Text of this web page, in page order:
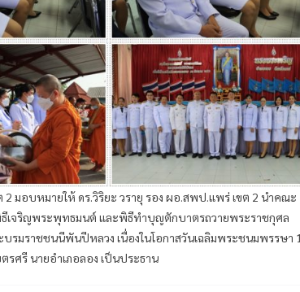
มอบหมายให้ ดร.วิริยะ วรายุ รอง ผอ.สพป.แพร่ เขต 2 นำคณะ
ธีเจริญพระพุทธมนต์ และพิธีทำบุญตักบาตรถวายพระราชกุศล
รมราชชนนีพันปีหลวง เนื่องในโอกาสวันเฉลิมพระชนมพรรษา
รศรี นายอำเภอลอง เป็นประธาน